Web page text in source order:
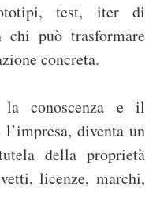
test, iter di
chi può trasformare
concreta.
conoscenza e il
diventa un
della proprietà
licenze, marchi,